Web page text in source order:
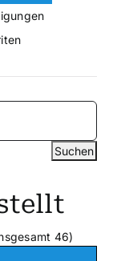
46)